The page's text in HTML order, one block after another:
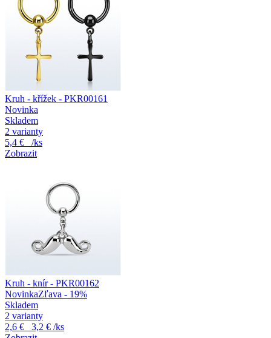
Kruh - křížek - PKR00161
Novinka
Skladem
2 varianty
5,4 €
/ks
Zobrazit
Kruh - knír - PKR00162
NovinkaZľava - 19%
Skladem
2 varianty
2,6 €
3,2 € /ks